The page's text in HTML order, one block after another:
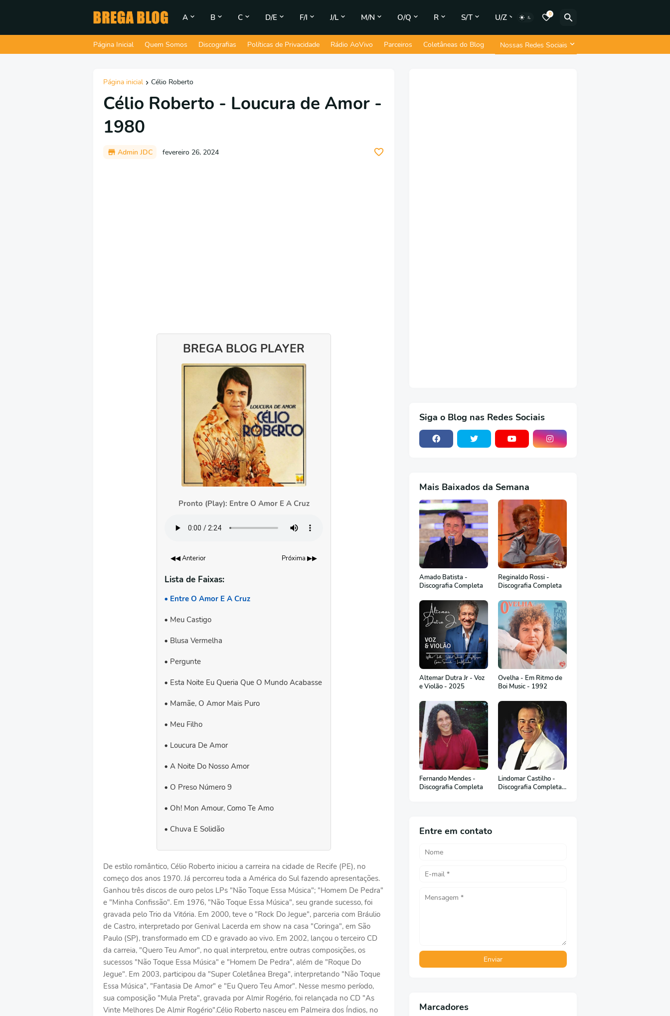
A B C D/E F/I J/L M/N O/Q R S/T U/Z 0
Página Inicial Quem Somos Discografias Políticas de Privacidade Rádio AoVivo Parceiros Coletâneas do Blog Nossas Redes Sociais
Página inicial Célio Roberto
Célio Roberto - Loucura de Amor -
1980
Admin JDC fevereiro 26, 2024
BREGA BLOG PLAYER
Pronto (Play): Entre O Amor E A Cruz
◀◀ Anterior Próxima ▶▶
Lista de Faixas:
Entre O Amor E A Cruz
Meu Castigo
Blusa Vermelha
Pergunte
Esta Noite Eu Queria Que O Mundo Acabasse
Mamãe, O Amor Mais Puro
Meu Filho
Loucura De Amor
A Noite Do Nosso Amor
O Preso Número 9
Oh! Mon Amour, Como Te Amo
Chuva E Solidão
De estilo romântico, Célio Roberto iniciou a carreira na cidade de Recife (PE), no
começo dos anos 1970. Já percorreu toda a América do Sul fazendo apresentações.
Ganhou três discos de ouro pelos LPs "Não Toque Essa Música"; "Homem De Pedra"
e "Minha Confissão". Em 1976, "Não Toque Essa Música", seu grande sucesso, foi
gravada pelo Trio da Vitória. Em 2000, teve o "Rock Do Jegue", parceria com Bráulio
de Castro, interpretado por Genival Lacerda em show na casa "Coringa", em São
Paulo (SP), transformado em CD e gravado ao vivo. Em 2002, lançou o terceiro CD
da carreia, "Quero Teu Amor", no qual interpretou, entre outras composições, os
sucessos "Não Toque Essa Música" e "Homem De Pedra", além de "Roque Do
Jegue". Em 2003, participou da "Super Coletânea Brega", interpretando "Não Toque
Essa Música", "Fantasia De Amor" e "Eu Quero Teu Amor". Nesse mesmo período,
sua composição "Mula Preta", gravada por Almir Rogério, foi relançada no CD "As
Vinte Melhores De Almir Rogério".Célio Roberto nasceu em Palmeira dos Índios, no
Siga o Blog nas Redes Sociais
Mais Baixados da Semana
Amado Batista -
Discografia Completa
Reginaldo Rossi -
Discografia Completa
Altemar Dutra Jr - Voz
e Violão - 2025
Ovelha - Em Ritmo de
Boi Music - 1992
Fernando Mendes -
Discografia Completa
Lindomar Castilho -
Discografia Completa
Entre em contato
Marcadores